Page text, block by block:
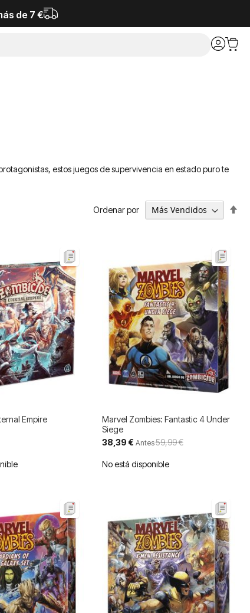
de 7 €
estos juegos de supervivencia en estado puro te
Ordenar por
Empire
Marvel Zombies: Fantastic 4 Under
Siege
Precio
especial
38,39 € Antes59,99 €
No está disponible